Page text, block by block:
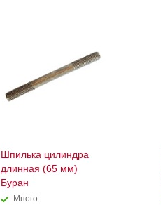
Шпилька цилиндра
длинная (65 мм)
Буран
Много